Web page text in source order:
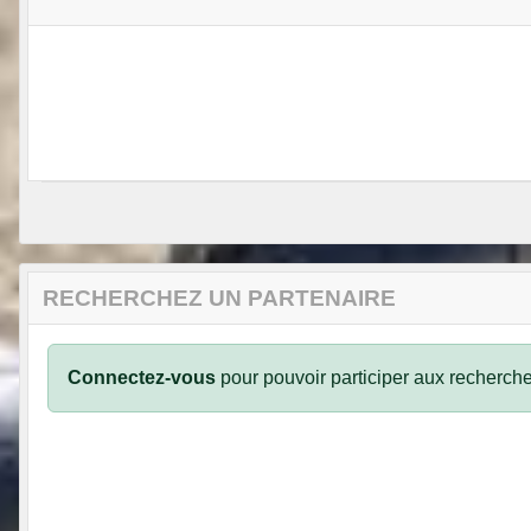
RECHERCHEZ UN PARTENAIRE
Connectez-vous pour pouvoir participer aux